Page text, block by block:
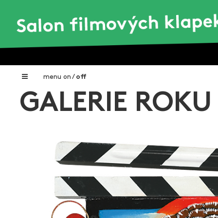
menu on / off
Home
Galerie filmových klapek
Autoři filmových klapek
O projektu
Aktuální výstavy
GALERIE